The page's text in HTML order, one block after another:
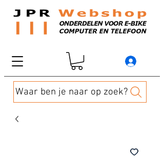
Waar ben je naar op zoek?